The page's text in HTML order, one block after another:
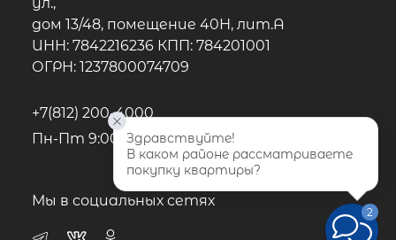
дом 13/48, помещение 40Н, лит.А
ИНН: 7842216236 КПП: 784201001
ОГРН: 1237800074709
+7(812) 200-4000
Пн-Пт 9:00 - 22:00, Сб-Вс 10:00-20:00
Мы в социальных сетях
2
Здравствуйте!
В каком районе рассматриваете
покупку квартиры?